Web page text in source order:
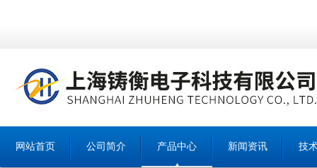
网站首页 公司简介 产品中心 新闻资讯 技